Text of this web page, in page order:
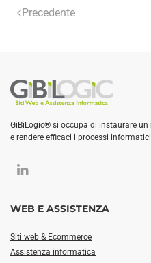
Precedente
GiBiLogic® si occupa di instaurare
e rendere efficaci i processi
WEB E ASSISTENZA
Siti web & Ecommerce
Assistenza informatica